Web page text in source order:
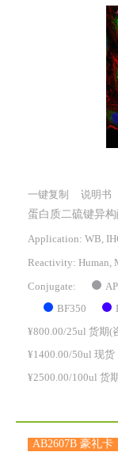
一键复制 说明书
蛋白质二硫键异
Application: WB,
Reactivity: Human,
Conjugate: AP
BF350
¥800.00/25ul 货期(
¥1400.00/50ul 现货
¥2500.00/100ul 货
AB2607B 豪礼卡